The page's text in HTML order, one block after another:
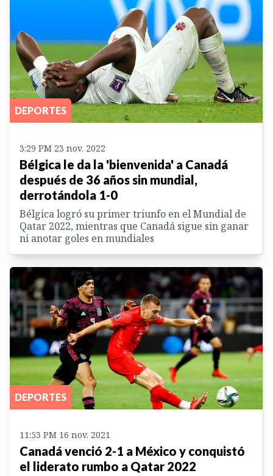
DEPORTES
3:29 PM 23 nov. 2022
Bélgica le da la 'bienvenida' a Canadá
después de 36 años sin mundial,
derrotándola 1-0
Bélgica logró su primer triunfo en el Mundial de
Qatar 2022, mientras que Canadá sigue sin ganar
ni anotar goles en mundiales
DEPORTES
11:53 PM 16 nov. 2021
Canadá venció 2-1 a México y conquistó
el liderato rumbo a Qatar 2022